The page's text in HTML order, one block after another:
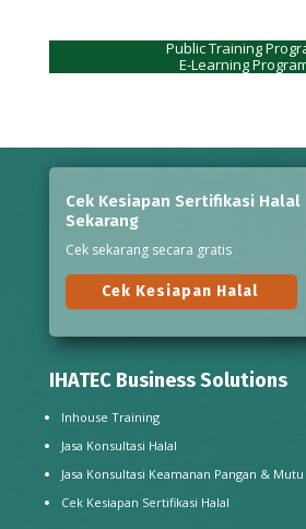
Public Training
E-Learning
Cek Kesiapan Sertifikasi Halal
Sekarang
Cek sekarang secara gratis
Cek Kesiapan Halal
IHATEC Business Solutions
Inhouse Training
Jasa Konsultasi Halal
Jasa Konsultasi Keamanan Pangan & Mutu
Cek Kesiapan Sertifikasi Halal